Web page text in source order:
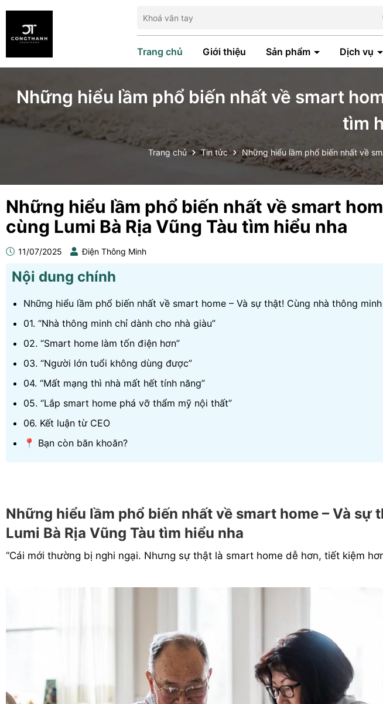
Trang chủ Giới thiệu Sản phẩm Dịch vụ
Những hiểu lầm phổ biến nhất về smart
tìm
Trang chủ Tin tức Những hiểu lầm phổ biến nhất về
Những hiểu lầm phổ biến nhất về smart
cùng Lumi Bà Rịa Vũng Tàu tìm hiểu nha
11/07/2025 Điện Thông Minh
Nội dung chính
Những hiểu lầm phổ biến nhất về smart home – Và sự thật! Cùng nhà thông
01. “Nhà thông minh chỉ dành cho nhà giàu”
02. “Smart home làm tốn điện hơn”
03. “Người lớn tuổi không dùng được”
04. “Mất mạng thì nhà mất hết tính năng”
05. “Lắp smart home phá vỡ thẩm mỹ nội thất”
06. Kết luận từ CEO
📍 Bạn còn băn khoăn?
Những hiểu lầm phổ biến nhất về smart home – Và sự
Lumi Bà Rịa Vũng Tàu tìm hiểu nha
“Cái mới thường bị nghi ngại. Nhưng sự thật là smart home dễ hơn, tiết kiệm